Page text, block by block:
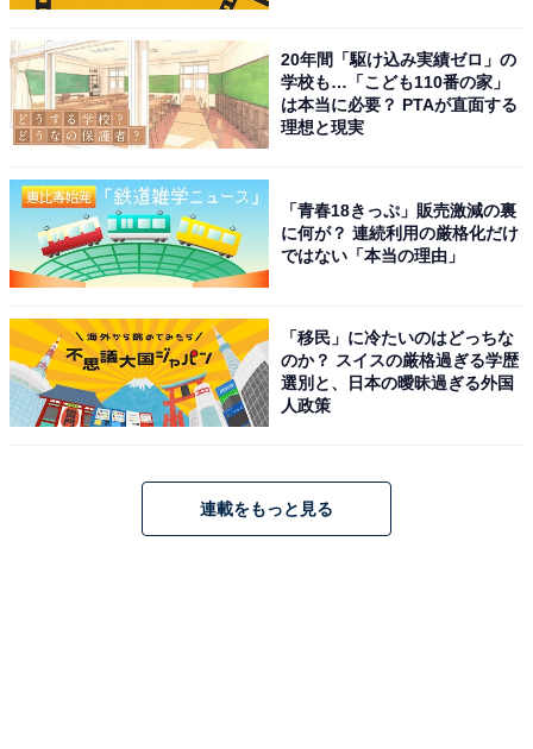
20年間「駆け込み実績ゼロ」の
学校も…「こども110番の家」
は本当に必要？ PTAが直面する
理想と現実
「青春18きっぷ」販売激減の裏
に何が？ 連続利用の厳格化だけ
ではない「本当の理由」
「移民」に冷たいのはどっちな
のか？ スイスの厳格過ぎる学歴
選別と、日本の曖昧過ぎる外国
人政策
連載をもっと見る